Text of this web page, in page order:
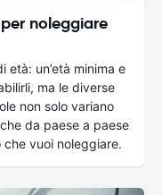
noleggiare
età: un’età minima e
ma le diverse
non solo variano
da paese a paese
vuoi noleggiare.